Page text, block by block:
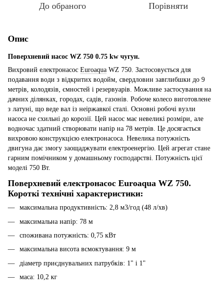
До обраного Порівняти
Опис
Поверхневий насос WZ 750 0.75 kw чугун.
Вихровий електронасос Euroaqua WZ 750. Застосовується для
подавання води з відкритих водойм, свердловин завглибшки до 9
метрів, колодязів, ємностей і резервуарів. Можливе застосування на
дачних ділянках, городах, садів, газонів. Робоче колесо виготовлене
з латуні, що веде вал із неіржавкої сталі. Основні робочі вузли
насоса не схильні до корозії. Цей насос має невеликі розміри, але
водночас здатний створювати напір на 78 метрів. Це досягається
вихровою конструкцією електронасоса. Невелика потужність
двигуна дає змогу заощаджувати електроенергію. Цей агрегат стане
гарним помічником у домашньому господарстві. Потужність цієї
моделі 750 Вт.
Поверхневий електронасос Euroaqua WZ 750.
Короткі технічні характеристики:
максимальна продуктивність: 2,8 м3/год (48 л/хв)
максимальна напір: 78 м
споживана потужність: 0,75 кВт
максимальна висота всмоктування: 9 м
діаметр приєднувальних патрубків: 1" і 1"
маса: 10,2 кг